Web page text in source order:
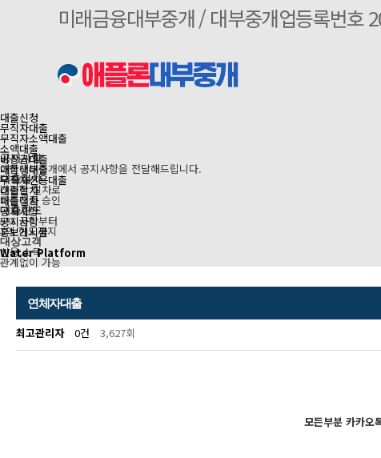
미래금융대부중개 / 대부중개업등록번호
대출신청
무직자대출
무직자소액대출
소액대출
비상금대출
대학생대출
무직자신용대출
대출절차
대출절차
공지사항
공지사항
홍보게시물
ㅤ
Water Platform
공지사항
애플대부중개에서 공지사항을 전달해드립니다.
대출절차
간편한 절차로
빠른대출 승인
대출한도
5% 금리부터
1억 한도까지
대상고객
신용,소득
관계없이 가능
연체자대출
최고관리자 0건 3,627회
모든부분 카카오